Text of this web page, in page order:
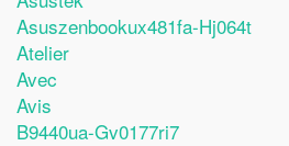
Asuszenbookux481fa-Hj064t
Atelier
Avec
Avis
B9440ua-Gv0177ri7